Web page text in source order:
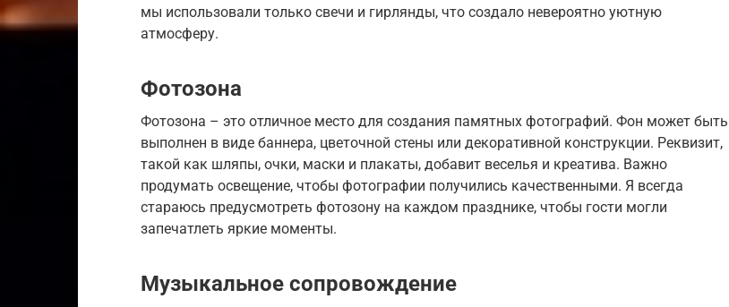
мы использовали только свечи и гирлянды, что создало невероятно уютную
атмосферу.
Фотозона
Фотозона – это отличное место для создания памятных фотографий. Фон может быть
выполнен в виде баннера, цветочной стены или декоративной конструкции. Реквизит,
такой как шляпы, очки, маски и плакаты, добавит веселья и креатива. Важно
продумать освещение, чтобы фотографии получились качественными. Я всегда
стараюсь предусмотреть фотозону на каждом празднике, чтобы гости могли
запечатлеть яркие моменты.
Музыкальное сопровождение